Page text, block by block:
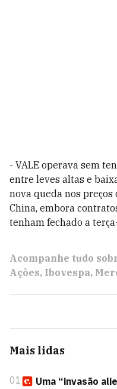
- VALE operava sem
entre leves altas e
nova queda nos
China, embora
tenham fechado a
Acompanhe tudo
Ações Ibovespa
Mais lidas
01
Uma “invasão